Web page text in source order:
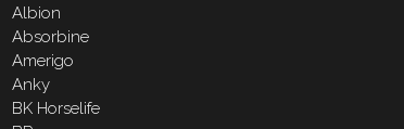
Albion
Absorbine
Amerigo
Anky
BK Horselife